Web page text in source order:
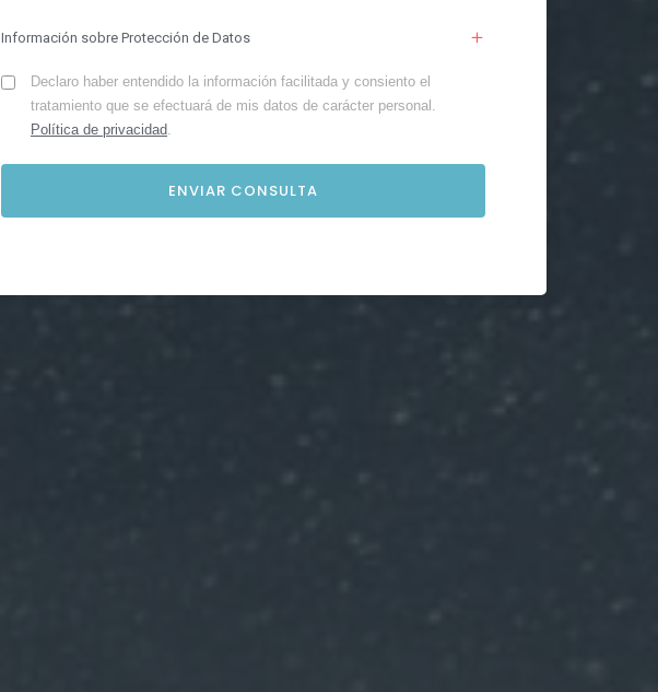
Información sobre Protección de Datos
Declaro haber entendido la información facilitada y consiento el
tratamiento que se efectuará de mis datos de carácter personal.
Política de privacidad.